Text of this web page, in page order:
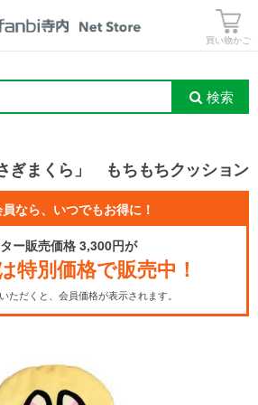
買い物かご
検索
ぎまくら」 もちもちクッション
なら、いつでもお得に！
ー販売価格 3,300円が
特別価格で販売中！
ただくと、会員価格が表示されます。